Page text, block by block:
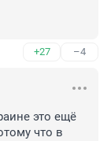
+27 –4
это ещё
что в